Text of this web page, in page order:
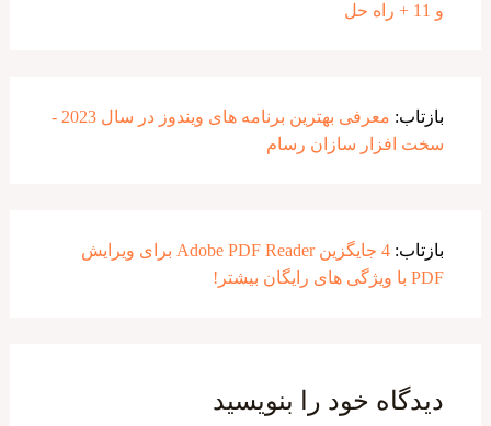
و 11 + راه حل
بازتاب:
معرفی بهترین برنامه های ویندوز در سال 2023 -
سخت افزار سازان رسام
بازتاب:
4 جایگزین Adobe PDF Reader برای ویرایش
PDF با ویژگی های رایگان بیشتر!
دیدگاه‌ خود را بنویسید